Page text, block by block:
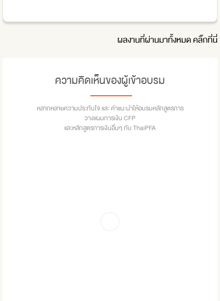
ผลงานที่ผ่านมาทั้งหมดคลิ๊กที่นี่
ความคิดเห็นของผู้เข้าอบรม
หลากหลายความประทับใจ และ คำแนะนำให้อบรมหลักสูตรการ
วางแผนการเงิน CFP
และหลักสูตรการเงินอื่นๆ กับ ThaiPFA